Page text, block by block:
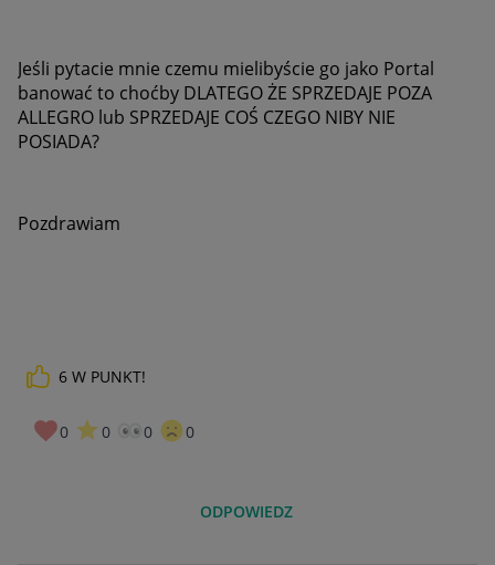
Jeśli pytacie mnie czemu mielibyście go jako Portal
banować to choćby DLATEGO ŻE SPRZEDAJE POZA
ALLEGRO lub SPRZEDAJE COŚ CZEGO NIBY NIE
POSIADA?
Pozdrawiam
6 W PUNKT!
0 0 0 0
ODPOWIEDZ